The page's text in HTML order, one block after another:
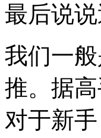
最后说说
我们一
推。据
对于新